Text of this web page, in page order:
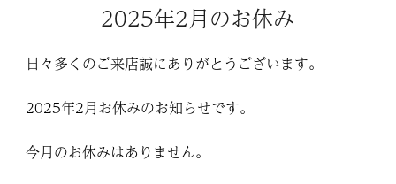
2025年2月のお休み
日々多くのご来店誠にありがとうございます。
2025年2月お休みのお知らせです。
今月のお休みはありません。